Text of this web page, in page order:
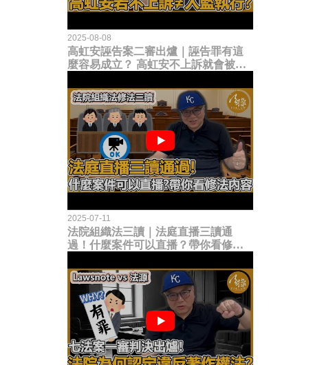
2025-08-08
高虹安誣告案二審出爐｜誣告罪有這
麼容易成立？ 高虹安不上訴就會被
2025-07-11
法院組織法三讀｜法庭直播三讀通
過！什麼案件可以直播？帶你看修法